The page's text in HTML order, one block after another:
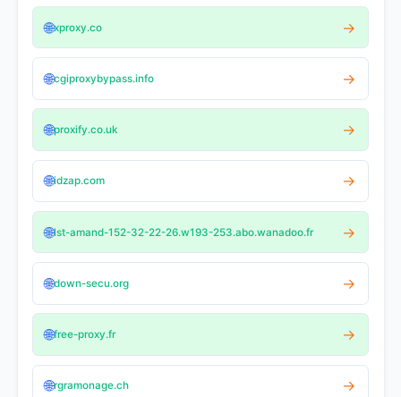
🌐xproxy.co →
🌐cgiproxybypass.info →
🌐proxify.co.uk →
🌐idzap.com →
🌐lst-amand-152-32-22-26.w193-253.abo.wanadoo.fr →
🌐down-secu.org →
🌐free-proxy.fr →
🌐rgramonage.ch →